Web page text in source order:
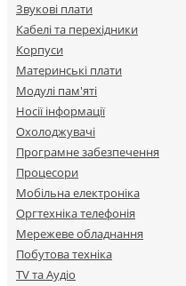
Звукові плати
Кабелі та перехідники
Корпуси
Материнські плати
Модулі пам'яті
Носії інформації
Охолоджувачі
Програмне забезпечення
Процесори
Мобільна електроніка
Оргтехніка телефонія
Мережеве обладнання
Побутова техніка
TV та Аудіо